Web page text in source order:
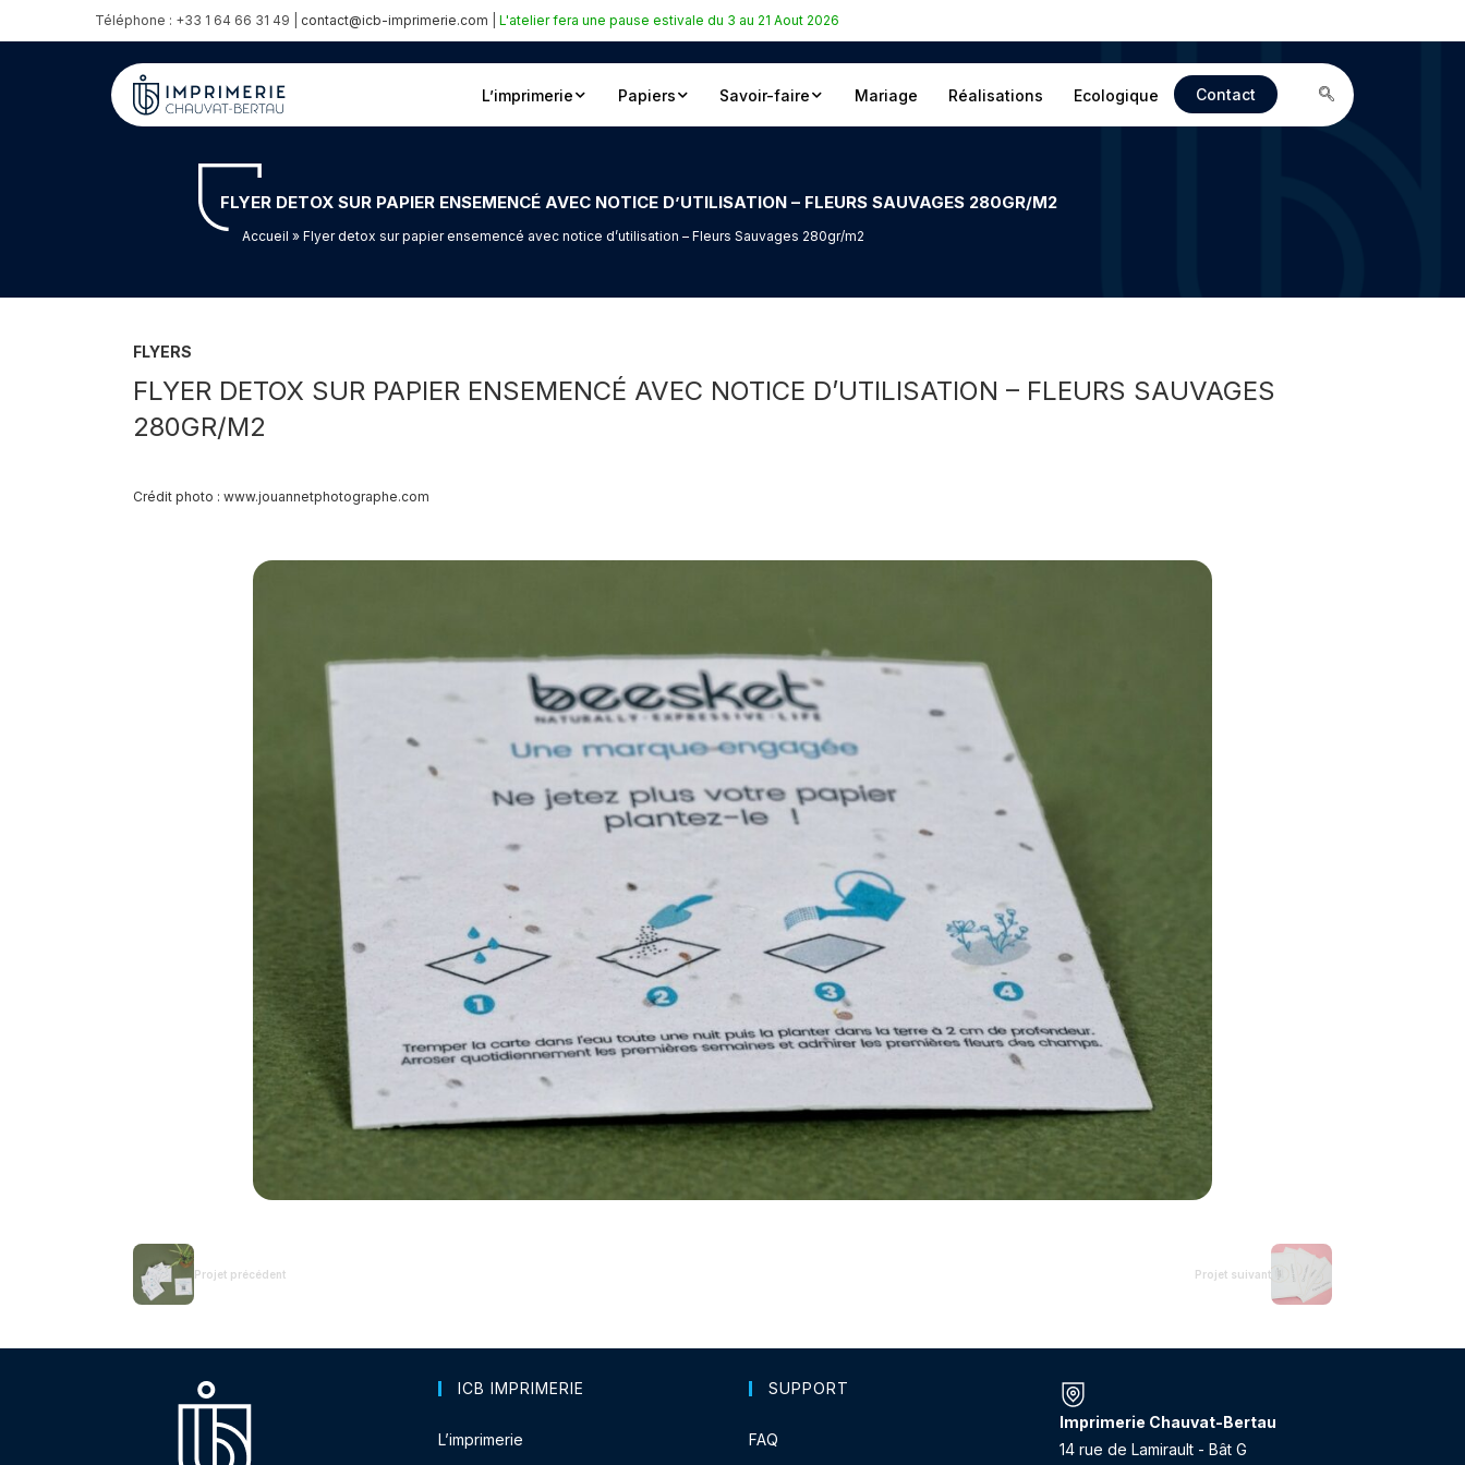
Téléphone : +33 1 64 66 31 49 | contact@icb-imprimerie.com L'atelier fera une pause estivale du 3 au 21 Aout 2026
L’imprimerie Papiers Savoir-faire Mariage Réalisations Ecologique Contact
FLYER DETOX SUR PAPIER ENSEMENCÉ AVEC NOTICE D’UTILISATION – FLEURS SAUVAGES 280GR/M2
Accueil » Flyer detox sur papier ensemencé avec notice d’utilisation – Fleurs Sauvages 280gr/m2
FLYERS
FLYER DETOX SUR PAPIER ENSEMENCÉ AVEC NOTICE D’UTILISATION – FLEURS SAUVAGES
280GR/M2
Crédit photo : www.jouannetphotographe.com
Projet précédent Projet suivant
ICB IMPRIMERIE
L’imprimerie
SUPPORT
FAQ
Imprimerie Chauvat-Bertau
14 rue de Lamirault - Bât G